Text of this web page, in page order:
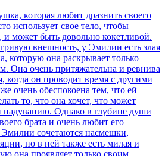
которая любит дразнить своего
использует свое тело, чтобы
и может быть довольно кокетливой.
внешность, у Эмилии есть злая
которую она раскрывает только
Она очень притяжательна и ревнива
когда он проводит время с другими
очень обеспокоена тем, что ей
то, что она хочет, что может
надуванию. Однако в глубине души
брата и очень любит его
сочетаются насмешки,
но в ней также есть милая и